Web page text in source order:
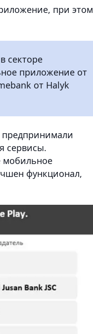
при этом
секторе
приложение от
от Halyk
предпринимали
сервисы.
мобильное
функционал,